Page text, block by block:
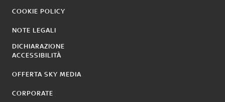
COOKIE POLICY
NOTE LEGALI
DICHIARAZIONE
ACCESSIBILITÀ
OFFERTA SKY MEDIA
CORPORATE